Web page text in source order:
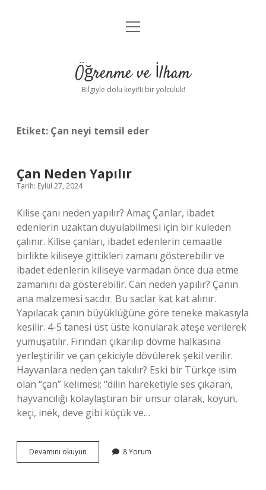
Anasayfa
Yasal Uyarı
menüyü
Öğrenme ve İlham
Bilgiyle dolu keyifli bir yolculuk!
Etiket: Çan neyi temsil eder
Çan Neden Yapılır
Tarih: Eylül 27, 2024
Kilise çanı neden yapılır? Amaç Çanlar, ibadet
edenlerin uzaktan duyulabilmesi için bir kuleden
çalınır. Kilise çanları, ibadet edenlerin cemaatle
birlikte kiliseye gittikleri zamanı gösterebilir ve
ibadet edenlerin kiliseye varmadan önce dua etme
zamanını da gösterebilir. Can neden yapılır? Çanın
ana malzemesi sacdır. Bu saclar kat kat alınır.
Yapılacak çanın büyüklüğüne göre teneke makasıyla
kesilir. 4-5 tanesi üst üste konularak ateşe verilerek
yumuşatılır. Fırından çıkarılıp dövme halkasına
yerleştirilir ve çan çekiciyle dövülerek şekil verilir.
Hayvanlara neden çan takılır? Eski bir Türkçe isim
olan “çan” kelimesi; “dilin hareketiyle ses çıkaran,
hayvancılığı kolaylaştıran bir unsur olarak, koyun,
keçi, inek, deve gibi küçük ve…
Devamını okuyun
Neden
8 Yorum